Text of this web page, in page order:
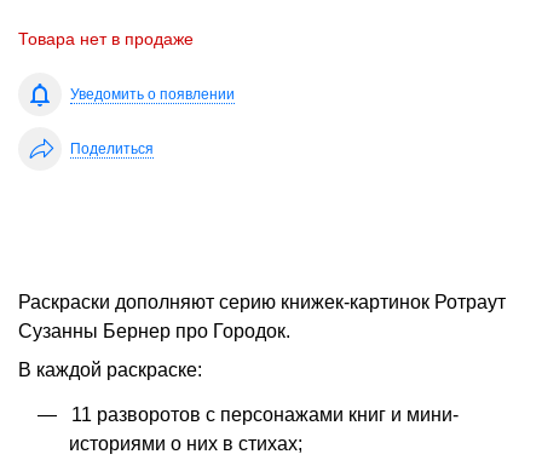
Товара нет в продаже
Уведомить о появлении
Поделиться
Раскраски дополняют серию книжек-картинок Ротраут
Сузанны Бернер про Городок.
В каждой раскраске:
11 разворотов с персонажами книг и мини-
историями о них в стихах;